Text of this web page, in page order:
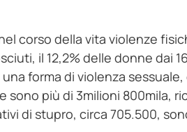
corso della vita violenze
il 12,2% delle donne dai
forma di violenza sessuale,
più di 3milioni 800mila,
di stupro, circa 705.500,